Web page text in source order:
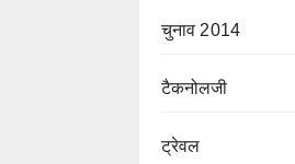
चुनाव 2014
टैकनोलजी
ट्रेवल